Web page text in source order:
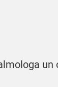
un